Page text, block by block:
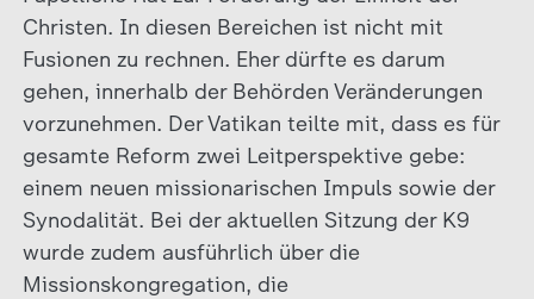
Christen. In diesen Bereichen ist nicht mit
Fusionen zu rechnen. Eher dürfte es darum
gehen, innerhalb der Behörden Veränderungen
vorzunehmen. Der Vatikan teilte mit, dass es für
gesamte Reform zwei Leitperspektive gebe:
einem neuen missionarischen Impuls sowie der
Synodalität. Bei der aktuellen Sitzung der K9
wurde zudem ausführlich über die
Missionskongregation, die